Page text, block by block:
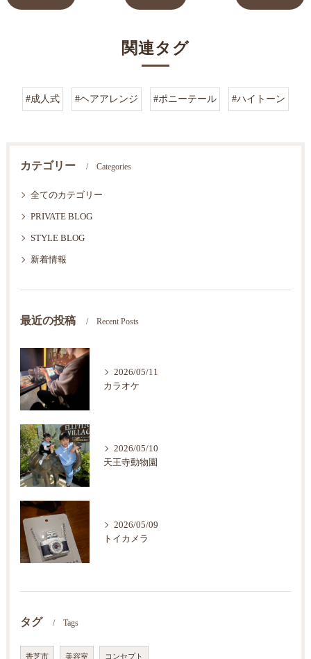
関連タグ
#成人式 #ヘアアレンジ #ポニーテール #ハイトーン
カテゴリー Categories
全てのカテゴリー
PRIVATE BLOG
STYLE BLOG
新着情報
最近の投稿 Recent Posts
2026/05/11
カラオケ
2026/05/10
天王寺動物園
2026/05/09
トイカメラ
タグ Tags
香芝市 美容室 コンセプト